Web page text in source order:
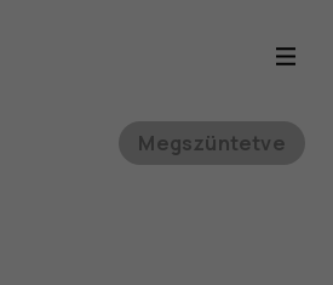
Megszüntetve